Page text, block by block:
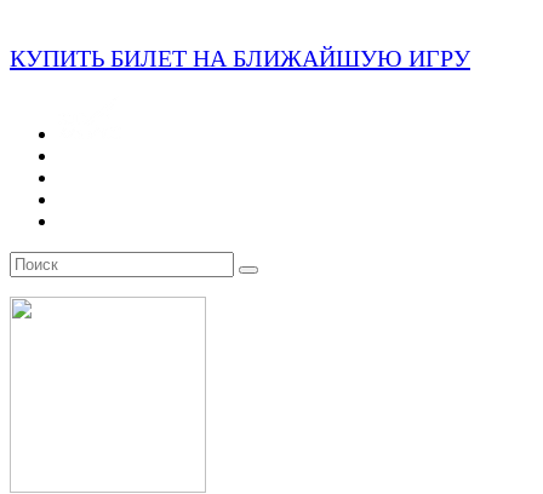
КУПИТЬ БИЛЕТ НА БЛИЖАЙШУЮ ИГРУ